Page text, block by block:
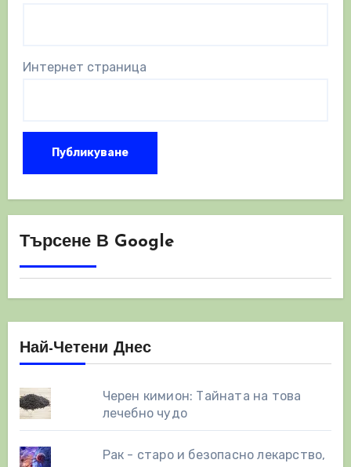
Интернет страница
Търсене В Google
Най-Четени Днес
Черен кимион: Тайната на това
лечебно чудо
Рак - старо и безопасно лекарство,